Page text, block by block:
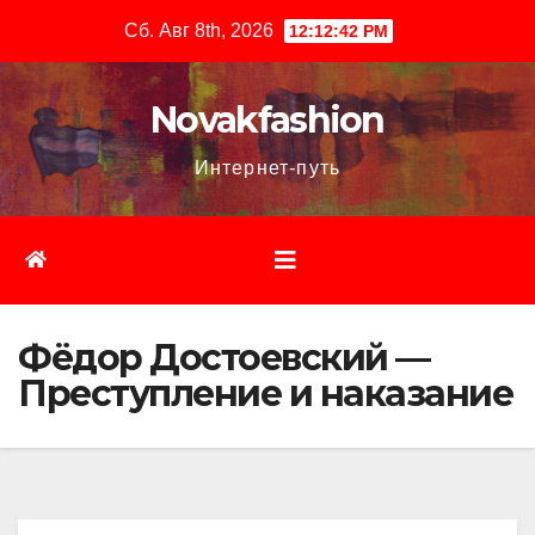
содержимому
Сб. Авг 8th, 2026 12:12:43 PM
Novakfashion
Интернет-путь
Фёдор Достоевский —
Преступление и наказание